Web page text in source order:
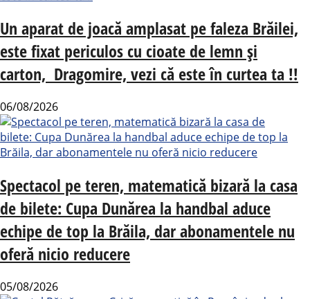
Un aparat de joacă amplasat pe faleza Brăilei,
este fixat periculos cu cioate de lemn și
carton, Dragomire, vezi că este în curtea ta !!
06/08/2026
Spectacol pe teren, matematică bizară la casa
de bilete: Cupa Dunărea la handbal aduce
echipe de top la Brăila, dar abonamentele nu
oferă nicio reducere
05/08/2026